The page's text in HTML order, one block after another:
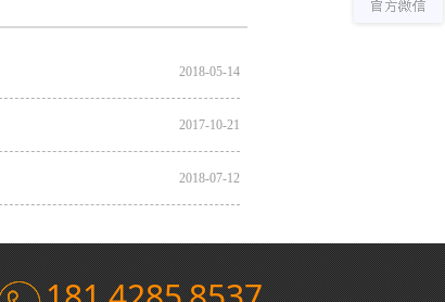
2018-05-14
2017-10-21
2018-07-12